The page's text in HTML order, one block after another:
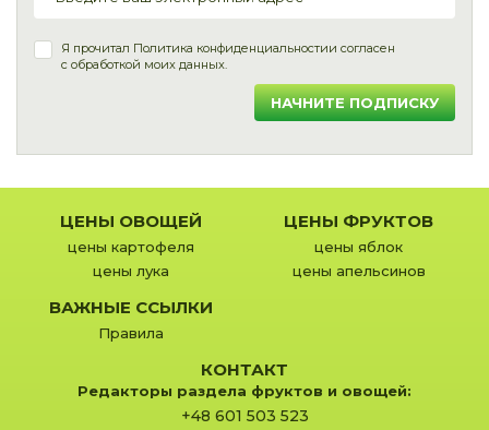
Я прочитал Политика конфиденциальностии согласен
с обработкой моих данных.
НАЧНИТЕ ПОДПИСКУ
ЦЕНЫ ОВОЩЕЙ
цены картофеля
цены лука
ЦЕНЫ ФРУКТОВ
цены яблок
цены апельсинов
ВАЖНЫЕ ССЫЛКИ
Правила
КОНТАКТ
Редакторы раздела фруктов и овощей:
+48 601 503 523